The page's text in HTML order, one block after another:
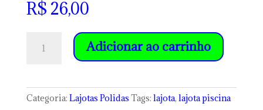
R$ 26,00
Flor
Adicionar ao carrinho
Categoria: Lajotas Polidas Tags: lajota, lajota piscina